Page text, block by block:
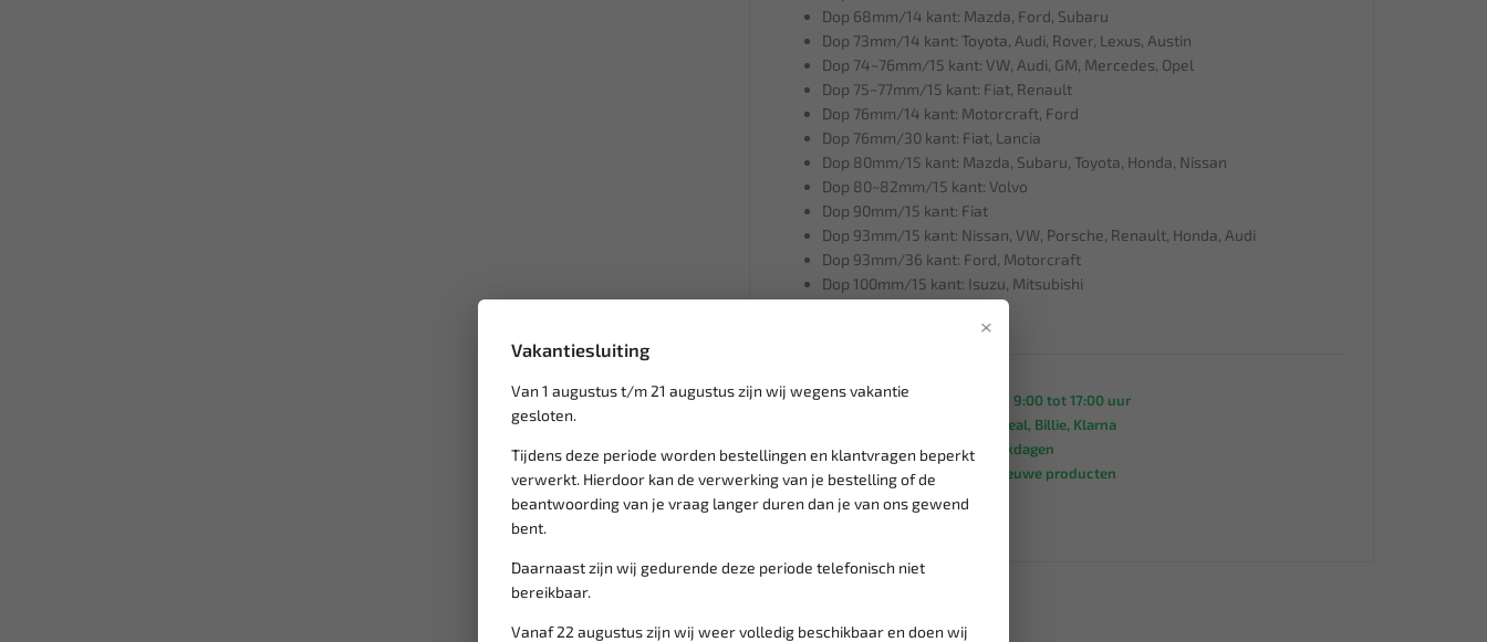
×
Vakantiesluiting
Van 1 augustus t/m 21 augustus zijn wij wegens vakantie
gesloten.
Tijdens deze periode worden bestellingen en klantvragen beperkt
verwerkt. Hierdoor kan de verwerking van je bestelling of de
beantwoording van je vraag langer duren dan je van ons gewend
bent.
Daarnaast zijn wij gedurende deze periode telefonisch niet
bereikbaar.
Vanaf 22 augustus zijn wij weer volledig beschikbaar en doen wij
Dop 68mm/14 kant: Mazda, Ford, Subaru
Dop 73mm/14 kant: Toyota, Audi, Rover, Lexus, Austin
Dop 74~76mm/15 kant: VW, Audi, GM, Mercedes, Opel
Dop 75~77mm/15 kant: Fiat, Renault
Dop 76mm/14 kant: Motorcraft, Ford
Dop 76mm/30 kant: Fiat, Lancia
Dop 80mm/15 kant: Mazda, Subaru, Toyota, Honda, Nissan
Dop 80~82mm/15 kant: Volvo
Dop 90mm/15 kant: Fiat
Dop 93mm/15 kant: Nissan, VW, Porsche, Renault, Honda, Audi
Dop 93mm/36 kant: Ford, Motorcraft
Dop 100mm/15 kant: Isuzu, Mitsubishi
Klantenservice, werkdagen van 9:00 tot 17:00 uur
o.a. iDeal, Billie, Klarna
Verzending:
gemiddeld 1-3 werkdagen
Groot assortiment,
wekelijks nieuwe producten
Lage verzendkosten NL
€ 6,95